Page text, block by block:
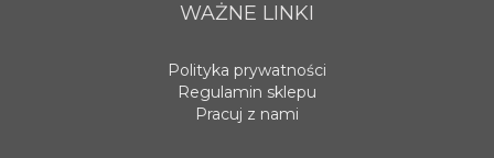
WAŻNE LINKI
Polityka prywatności
Regulamin sklepu
Pracuj z nami